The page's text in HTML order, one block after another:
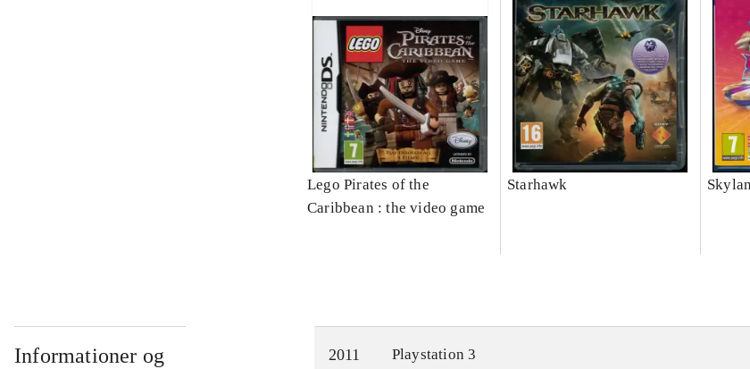
Lego Pirates of the
Caribbean : the video game
Starhawk
Informationer og
2011 Playstation 3